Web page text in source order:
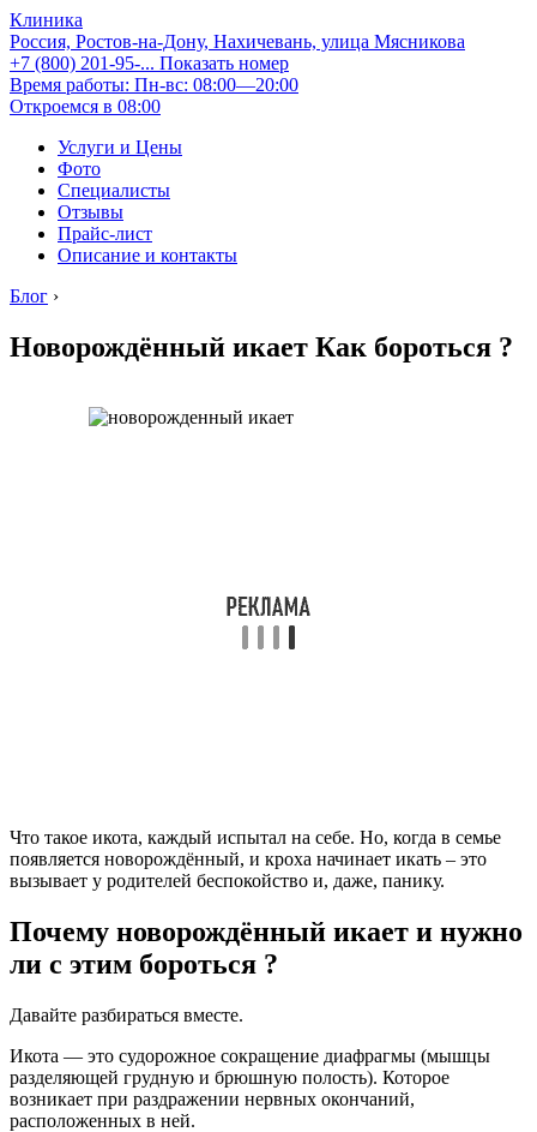
Клиника
Россия, Ростов-на-Дону, Нахичевань, улица Мясникова
+7 (800) 201-95-... Показать номер
Время работы: Пн-вс: 08:00—20:00
Откроемся в 08:00
Услуги и Цены
Фото
Специалисты
Отзывы
Прайс-лист
Описание и контакты
Блог ›
Новорождённый икает Как бороться ?
Что такое икота, каждый испытал на себе. Но, когда в семье
появляется новорождённый, и кроха начинает икать – это
вызывает у родителей беспокойство и, даже, панику.
Почему новорождённый икает и нужно
ли с этим бороться ?
Давайте разбираться вместе.
Икота — это судорожное сокращение диафрагмы (мышцы
разделяющей грудную и брюшную полость). Которое
возникает при раздражении нервных окончаний,
расположенных в ней.